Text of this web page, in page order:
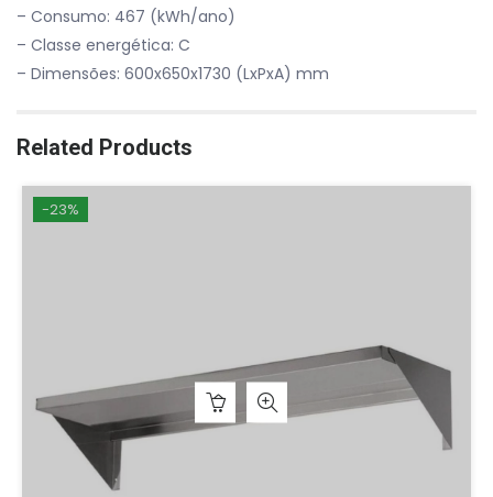
– Consumo: 467 (kWh/ano)
– Classe energética: C
– Dimensões: 600x650x1730 (LxPxA) mm
Related Products
-23%